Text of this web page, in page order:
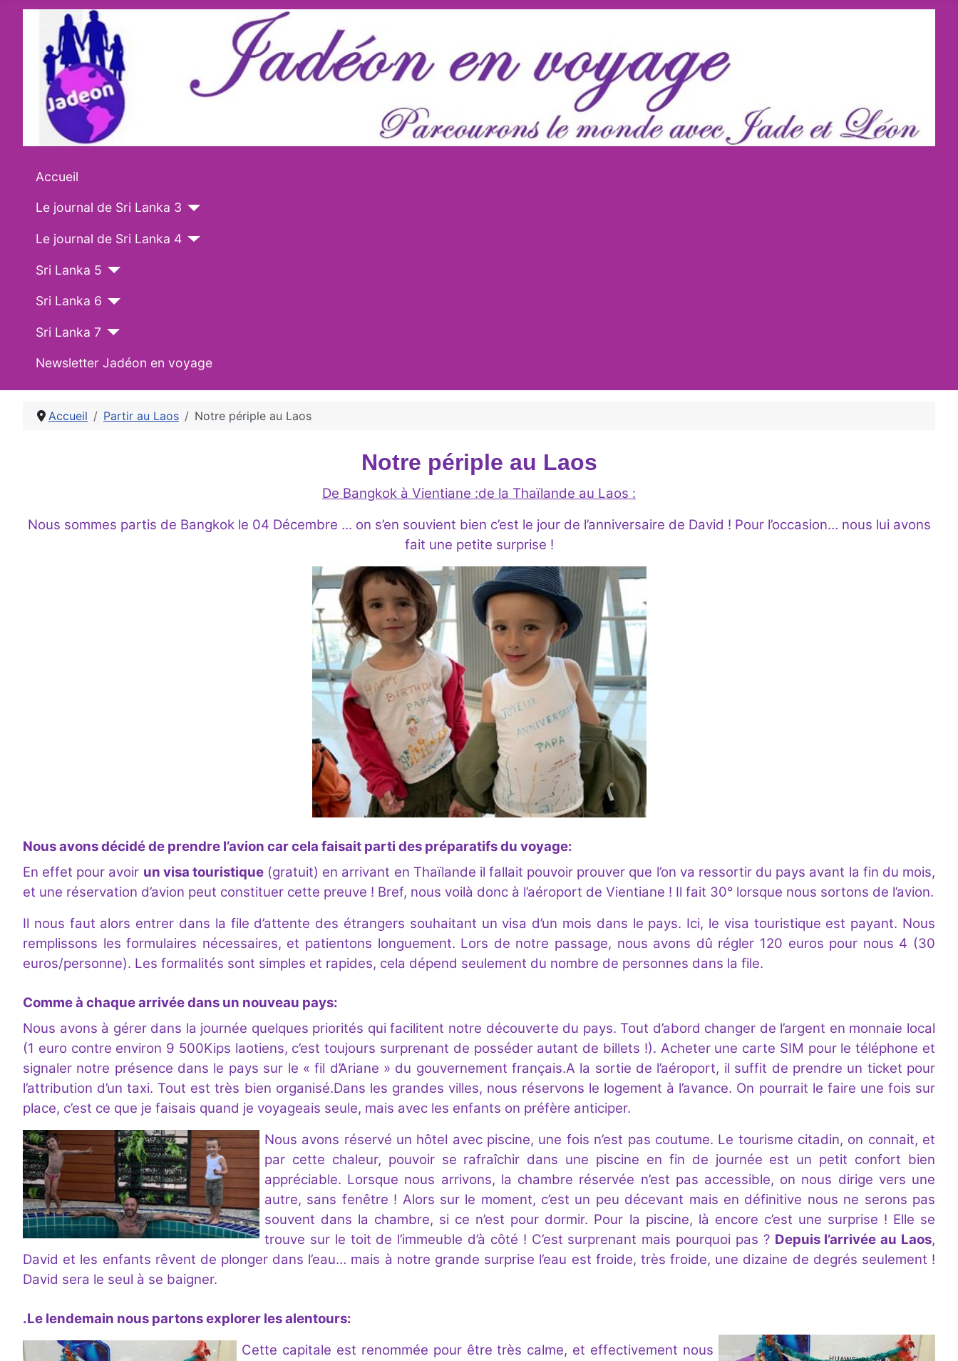
Accueil
Le journal de Sri Lanka 3
Le journal de Sri Lanka 4
Sri Lanka 5
Sri Lanka 6
Sri Lanka 7
Newsletter Jadéon en voyage
Accueil Partir au Laos Notre périple au Laos
Notre périple au Laos
De Bangkok à Vientiane :de la Thaïlande au Laos :
Nous sommes partis de Bangkok le 04 Décembre ... on s’en souvient bien c’est le jour de l’anniversaire de David ! Pour l’occasion… nous lui avons
fait une petite surprise !
Nousavons décidé de prendre l’avion car cela faisait parti des préparatifs du voyage:
En effet pour avoir un visa touristique(gratuit) en arrivant en Thaïlande il fallait pouvoir prouver que l’on va ressortir du pays avant la fin du mois,
et une réservation d’avion peut constituer cette preuve ! Bref, nous voilà donc à l’aéroport de Vientiane ! Il fait 30° lorsque nous sortons de l’avion.
Il nous faut alors entrer dans la file d’attente des étrangers souhaitant un visa d’un mois dans le pays. Ici, le visa touristique est payant. Nous
remplissons les formulaires nécessaires, et patientons longuement. Lors de notre passage, nous avons dû régler 120 euros pour nous 4 (30
euros/personne). Les formalités sont simples et rapides, cela dépend seulement du nombre de personnes dans la file.
Comme à chaque arrivée dans un nouveau pays:
Nous avons à gérer dans la journée quelques priorités qui facilitent notre découverte du pays. Tout d’abord changer de l’argent en monnaie local
(1 euro contre environ 9 500Kips laotiens, c’est toujours surprenant de posséder autant de billets !). Acheter une carte SIM pour le téléphone et
signaler notre présence dans le pays sur le « fil d’Ariane » du gouvernement français.A la sortie de l’aéroport, il suffit de prendre un ticket pour
l’attribution d’un taxi. Tout est très bien organisé.Dans les grandes villes, nous réservons le logement à l’avance. On pourrait le faire une fois sur
place, c’est ce que je faisais quand je voyageais seule, mais avec les enfants on préfère anticiper.
Nous avons réservé un hôtel avec piscine, une fois n’est pas coutume. Le tourisme citadin, on connait, et
par cette chaleur, pouvoir se rafraîchir dans une piscine en fin de journée est un petit confort bien
appréciable. Lorsque nous arrivons, la chambre réservée n’est pas accessible, on nous dirige vers une
autre, sans fenêtre ! Alors sur le moment, c’est un peu décevant mais en définitive nous ne serons pas
souvent dans la chambre, si ce n’est pour dormir. Pour la piscine, là encore c’est une surprise ! Elle se
trouve sur le toit de l’immeuble d’à côté ! C’est surprenant mais pourquoi pas ? Depuis l’arrivée au Laos,
David et les enfants rêvent de plonger dans l’eau… mais à notre grande surprise l’eau est froide, très froide, une dizaine de degrés seulement !
David sera le seul à se baigner.
.Le lendemain nous partons explorer les alentours:
Cette capitale est renommée pour être très calme, et effectivement nous